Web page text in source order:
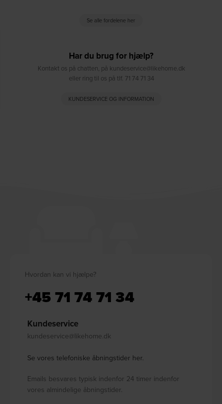
Se alle fordelene her
Har du brug for hjælp?
Kontakt os på chatten, på kundeservice@likehome.dk
eller ring til os på tlf. 71 74 71 34
KUNDESERVICE OG INFORMATION
Hvordan kan vi hjælpe?
+45 71 74 71 34
Kundeservice
kundeservice@likehome.dk
Se vores telefoniske åbningstider her.
Emails besvares typisk indenfor 24 timer indenfor
vores almindelige åbningstider.